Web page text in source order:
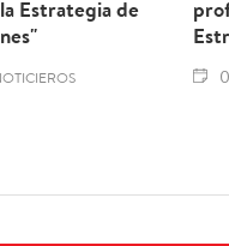
Estrategia de